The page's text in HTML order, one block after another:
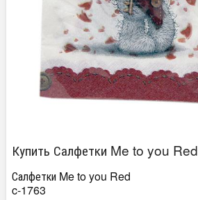
Купить Салфетки Me to you Red
Салфетки Me to you Red
c-1763